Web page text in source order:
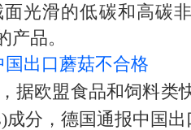
光滑的低碳和高碳非
产品。
出口蘑菇不合格
据欧盟食品和饲料
成分，德国通报中国